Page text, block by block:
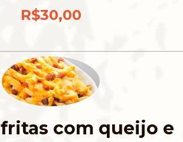
R$30,00
com queijo e